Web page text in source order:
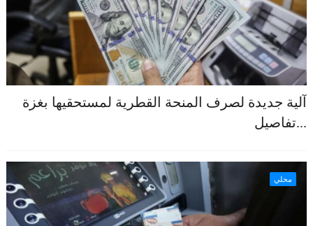
آلية جديدة لصرف المنحة القطرية لمستحقيها بغزة
...تفاصيل
محلي